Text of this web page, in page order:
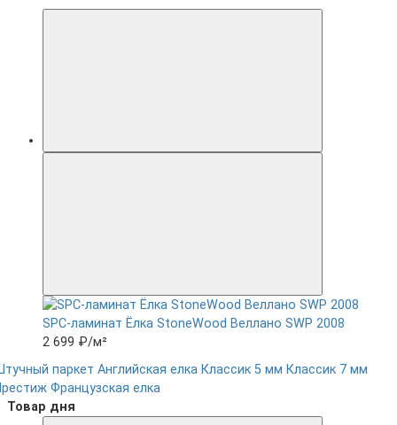
SPC-ламинат Ëлка StoneWood Веллано SWP 2008
2 699 ₽/м²
паркет Английская елка Классик 5 мм Классик 7 мм
Французская елка
Товар дня